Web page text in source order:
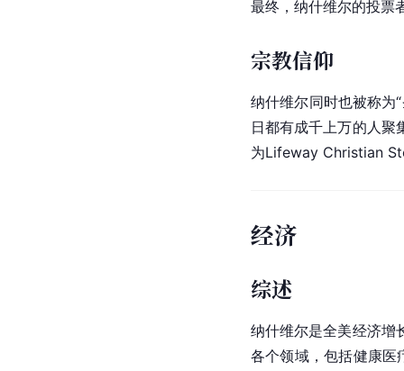
最终，纳什维尔的投票
宗教信仰
纳什维尔同时也被称为
日都有成千上万的人聚
为Lifeway Christian
经济
综述
纳什维尔是全美经济增
各个领域，包括健康